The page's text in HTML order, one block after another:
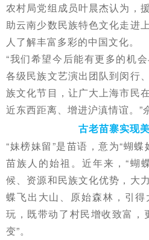
农村局党组成员叶晨杰认为，
助云南少数民族特色文化走进
人了解丰富多彩的中国文化。
“我们希望今后能有更多的机
各级民族文艺演出团队到闵行
族文化节目，让广大上海市民
近东西距离、增进沪滇情谊。”
古老苗寨实现
“妹榜妹留”是苗语，意为“蝴
苗族人的始祖。近年来，“蝴
候、资源和民族文化优势，大
蝶飞出大山、原始森林，引
玩，既带动了村民增收致富，
变”。